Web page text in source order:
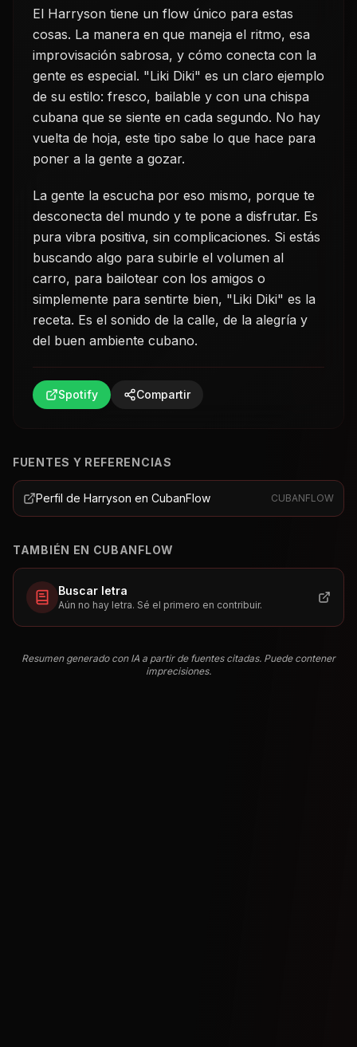
El Harryson tiene un flow único para estas
cosas. La manera en que maneja el ritmo, esa
improvisación sabrosa, y cómo conecta con la
gente es especial. "Liki Diki" es un claro ejemplo
de su estilo: fresco, bailable y con una chispa
cubana que se siente en cada segundo. No hay
vuelta de hoja, este tipo sabe lo que hace para
poner a la gente a gozar.
La gente la escucha por eso mismo, porque te
desconecta del mundo y te pone a disfrutar. Es
pura vibra positiva, sin complicaciones. Si estás
buscando algo para subirle el volumen al
carro, para bailotear con los amigos o
simplemente para sentirte bien, "Liki Diki" es la
receta. Es el sonido de la calle, de la alegría y
del buen ambiente cubano.
Spotify Compartir
FUENTES Y REFERENCIAS
Perfil de Harryson en CubanFlow CUBANFLOW
TAMBIÉN EN CUBANFLOW
Buscar letra
Aún no hay letra. Sé el primero en contribuir.
Resumen generado con IA a partir de fuentes citadas. Puede contener
imprecisiones.